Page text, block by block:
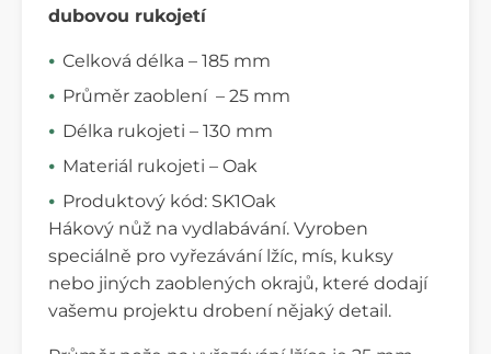
dubovou rukojetí
Celková délka – 185 mm
Průměr zaoblení – 25 mm
Délka rukojeti – 130 mm
Materiál rukojeti – Oak
Produktový kód: SK1Oak
Hákový nůž na vydlabávání. Vyroben
speciálně pro vyřezávání lžíc, mís, kuksy
nebo jiných zaoblených okrajů, které dodají
vašemu projektu drobení nějaký detail.